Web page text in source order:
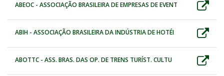
ABEOC - ASSOCIAÇÃO BRASILEIRA DE EMPRESAS DE EVENT
ABIH - ASSOCIAÇÃO BRASILEIRA DA INDÚSTRIA DE HOTÉI
ABOTTC - ASS. BRAS. DAS OP. DE TRENS TURÍST. CULTU